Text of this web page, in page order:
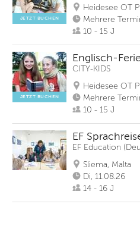
JETZT BUCHEN
Heidesee OT
Mehrere
10 - 15 J
JETZT BUCHEN
Englisch-
CITY-KIDS
Heidesee OT
Mehrere
10 - 15 J
EF
EF Education
Sliema, Malta
Di, 11.08.26
14 - 16 J